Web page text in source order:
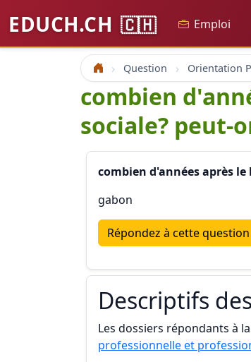
EDUCH.CH 🇨🇭 Emploi
Accueil Question Orientation
combien
sociale? peut-
combien d'années après
gabon
Répondez à cette question
Descriptifs
Les dossiers répondants à
professionnelle et